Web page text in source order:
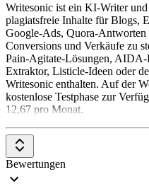
Writesonic ist ein KI-Writer
plagiatsfreie Inhalte für Blogs,
Google-Ads, Quora-
Conversions und Verkäufe zu
Pain-Agitate-Lösungen,
Extraktor, Listicle-Ideen oder
Writesonic enthalten. Auf der
kostenlose Testphase zur
12,67 pro Monat.
Bewertungen